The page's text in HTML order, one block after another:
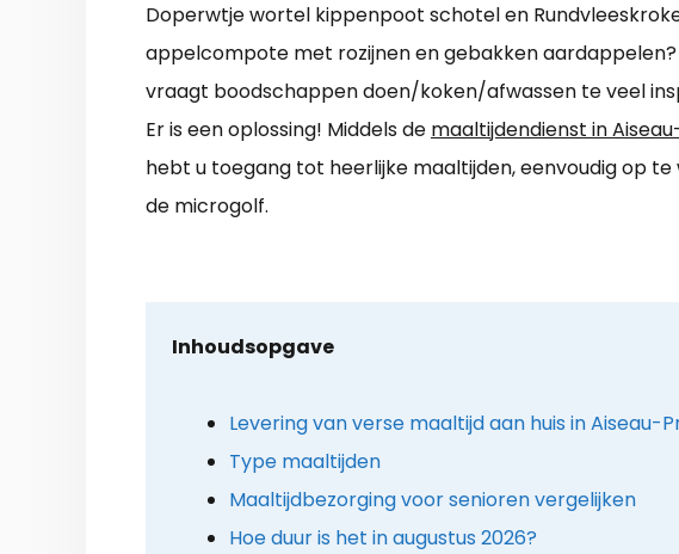
Doperwtje wortel kippenpoot schotel en
appelcompote met rozijnen en gebakken
vraagt boodschappen doen/koken/afwassen te veel
Er is een oplossing! Middels de maaltijdendienst in
hebt u toegang tot heerlijke maaltijden, eenvoudig op te
de microgolf.
Inhoudsopgave
Levering van verse maaltijd aan huis in Aiseau-
Type maaltijden
Maaltijdbezorging voor senioren vergelijken
Hoe duur is het in augustus 2026?